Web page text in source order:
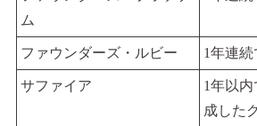
ム
ファウンダーズ・ルビー 1年連続
サファイア
1年以内
成した